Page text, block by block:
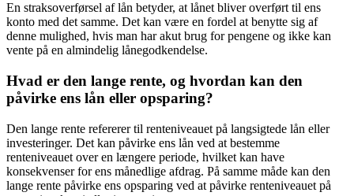
En straksoverførsel af lån betyder, at lånet bliver overført til ens
konto med det samme. Det kan være en fordel at benytte sig af
denne mulighed, hvis man har akut brug for pengene og ikke kan
vente på en almindelig lånegodkendelse.
Hvad er den lange rente, og hvordan kan den
påvirke ens lån eller opsparing?
Den lange rente refererer til renteniveauet på langsigtede lån eller
investeringer. Det kan påvirke ens lån ved at bestemme
renteniveauet over en længere periode, hvilket kan have
konsekvenser for ens månedlige afdrag. På samme måde kan den
lange rente påvirke ens opsparing ved at påvirke renteniveauet på